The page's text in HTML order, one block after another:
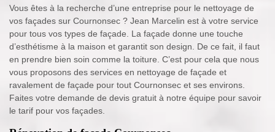
Vous êtes à la recherche d’une entreprise pour le nettoyage de
vos façades sur Cournonsec ? Jean Marcelin est à votre service
pour tous vos types de façade. La façade donne une touche
d’esthétisme à la maison et garantit son design. De ce fait, il faut
en prendre bien soin comme la toiture. C’est pour cela que nous
vous proposons des services en nettoyage de façade et
ravalement de façade pour tout Cournonsec et ses environs.
Faites votre demande de devis gratuit à notre équipe pour savoir
le tarif pour vos façades.